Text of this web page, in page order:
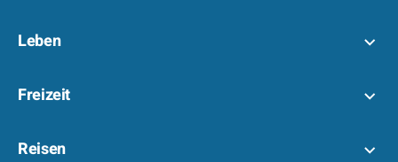
Leben
Freizeit
Reisen